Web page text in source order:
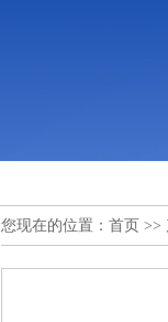
您现在的位置： 首页 >>